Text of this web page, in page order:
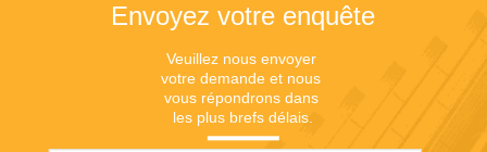
Envoyez votre enquête
Veuillez nous envoyer
votre demande et nous
vous répondrons dans
les plus brefs délais.